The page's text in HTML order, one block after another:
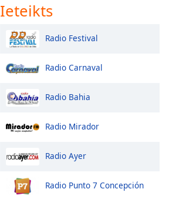
Ieteikts
Radio Festival
Radio Carnaval
Radio Bahia
Radio Mirador
Radio Ayer
Radio Punto 7 Concepción